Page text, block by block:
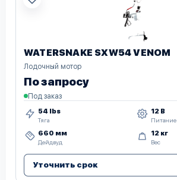
WATERSNAKE SXW54 VENOM
Лодочный мотор
По запросу
Под заказ
54 lbs
Тяга
12 В
Питание
660 мм
Дейдвуд
12 кг
Вес
Уточнить срок